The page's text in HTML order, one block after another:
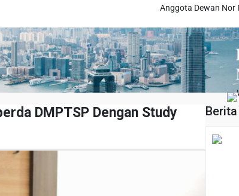
Anggota Dewan Nor Fajri
DMPTSP Dengan Study